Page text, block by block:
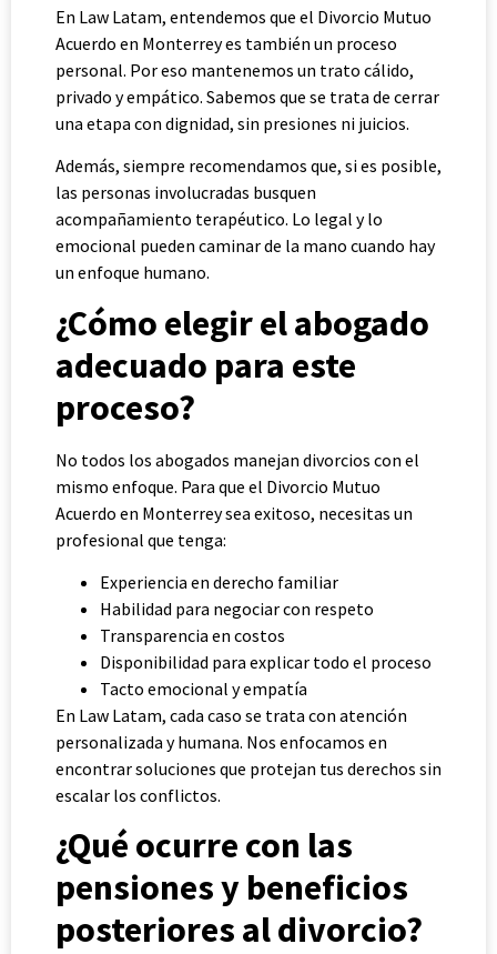
En Law Latam, entendemos que el Divorcio Mutuo
Acuerdo en Monterrey es también un proceso
personal. Por eso mantenemos un trato cálido,
privado y empático. Sabemos que se trata de cerrar
una etapa con dignidad, sin presiones ni juicios.
Además, siempre recomendamos que, si es posible,
las personas involucradas busquen
acompañamiento terapéutico. Lo legal y lo
emocional pueden caminar de la mano cuando hay
un enfoque humano.
¿Cómo elegir el abogado
adecuado para este
proceso?
No todos los abogados manejan divorcios con el
mismo enfoque. Para que el Divorcio Mutuo
Acuerdo en Monterrey sea exitoso, necesitas un
profesional que tenga:
Experiencia en derecho familiar
Habilidad para negociar con respeto
Transparencia en costos
Disponibilidad para explicar todo el proceso
Tacto emocional y empatía
En Law Latam, cada caso se trata con atención
personalizada y humana. Nos enfocamos en
encontrar soluciones que protejan tus derechos sin
escalar los conflictos.
¿Qué ocurre con las
pensiones y beneficios
posteriores al divorcio?